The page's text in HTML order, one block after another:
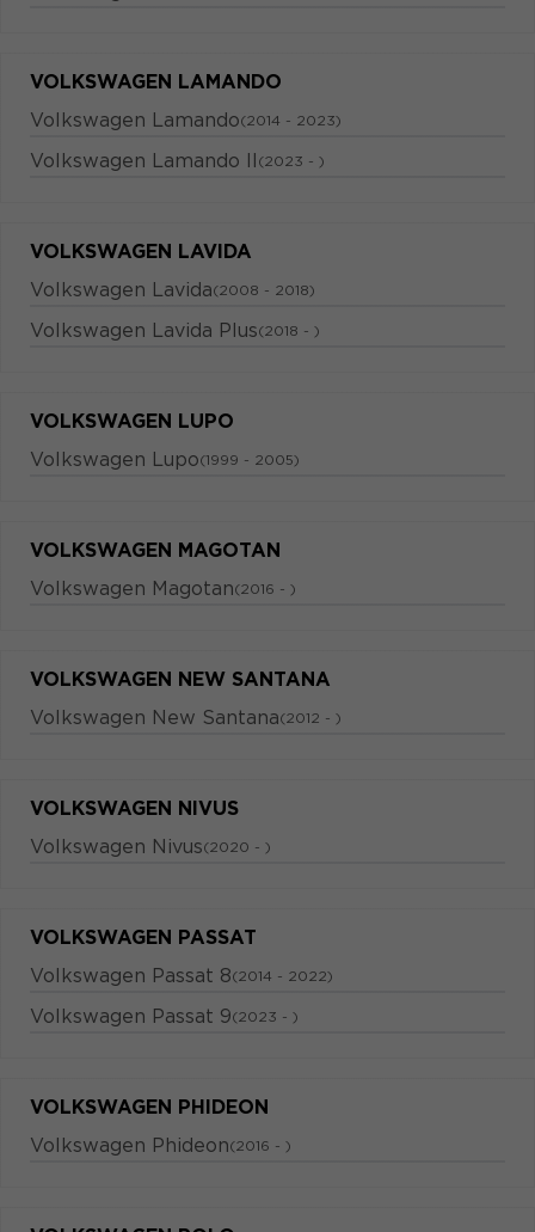
VOLKSWAGEN LAMANDO
Volkswagen Lamando(2014 - 2023)
Volkswagen Lamando II (2023 - )
VOLKSWAGEN LAVIDA
Volkswagen Lavida(2008 - 2018)
Volkswagen Lavida Plus(2018 - )
VOLKSWAGEN LUPO
Volkswagen Lupo(1999 - 2005)
VOLKSWAGEN MAGOTAN
Volkswagen Magotan(2016 - )
VOLKSWAGEN NEW SANTANA
Volkswagen New Santana(2012 - )
VOLKSWAGEN NIVUS
Volkswagen Nivus(2020 - )
VOLKSWAGEN PASSAT
Volkswagen Passat 8(2014 - 2022)
Volkswagen Passat 9(2023 - )
VOLKSWAGEN PHIDEON
Volkswagen Phideon(2016 - )